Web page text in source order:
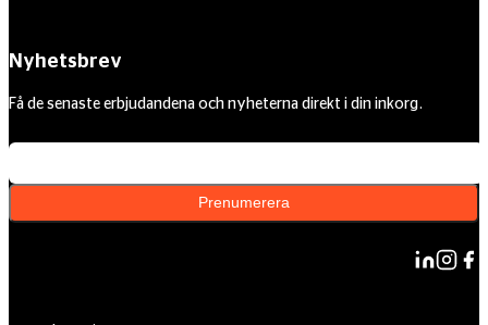
Nyhetsbrev
Få de senaste erbjudandena och nyheterna direkt i din inkorg.
Prenumerera